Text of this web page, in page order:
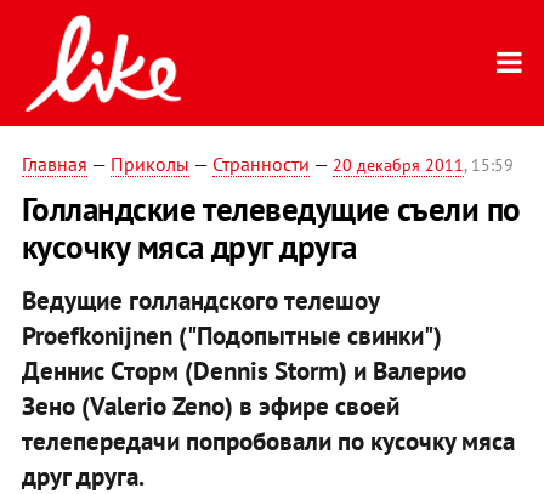
Главная — Приколы — Странности — 20 декабря 2011, 15:59
Голландские телеведущие съели по
кусочку мяса друг друга
Ведущие голландского телешоу
Proefkonijnen ("Подопытные свинки")
Деннис Сторм (Dennis Storm) и Валерио
Зено (Valerio Zeno) в эфире своей
телепередачи попробовали по кусочку мяса
друг друга.